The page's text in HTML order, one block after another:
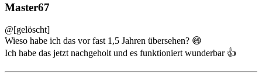
Master67
@[gelöscht]
Wieso habe ich das vor fast 1,5 Jahren übersehen? 😄
Ich habe das jetzt nachgeholt und es funktioniert wunderbar 👍️